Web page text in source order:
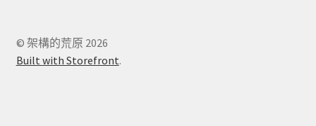
© 架構的荒原 2026
Built with Storefront.